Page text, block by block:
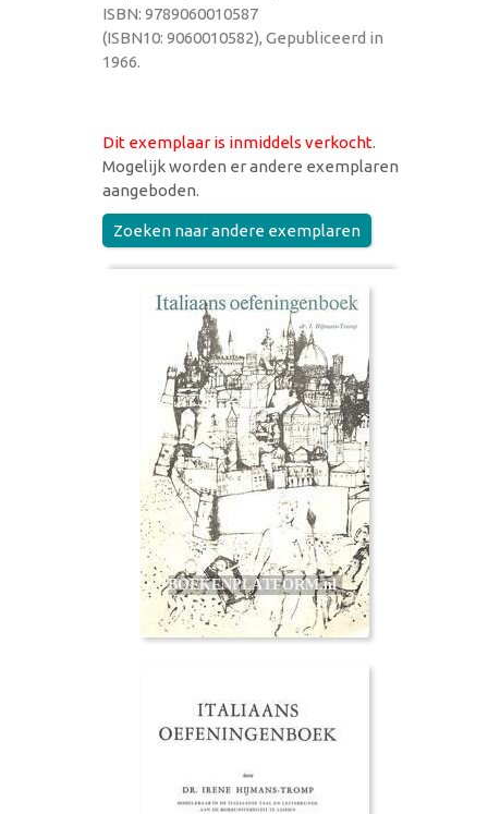
ISBN: 9789060010587
(ISBN10: 9060010582), Gepubliceerd in
1966.
Dit exemplaar is inmiddels verkocht.
Mogelijk worden er andere exemplaren
aangeboden.
Zoeken naar andere exemplaren